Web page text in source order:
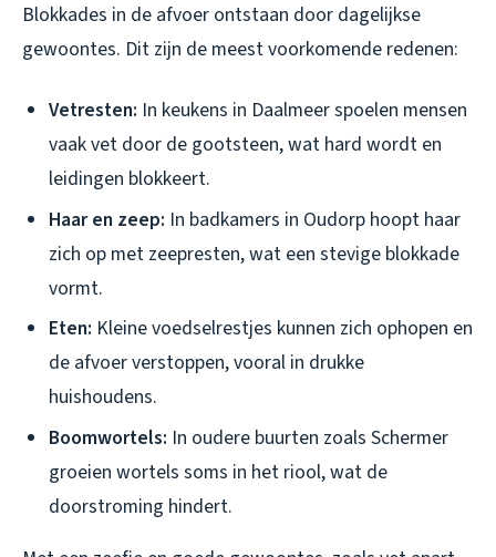
Blokkades in de afvoer ontstaan door dagelijkse
gewoontes. Dit zijn de meest voorkomende redenen:
Vetresten: In keukens in Daalmeer spoelen mensen
vaak vet door de gootsteen, wat hard wordt en
leidingen blokkeert.
Haar en zeep: In badkamers in Oudorp hoopt haar
zich op met zeepresten, wat een stevige blokkade
vormt.
Eten: Kleine voedselrestjes kunnen zich ophopen en
de afvoer verstoppen, vooral in drukke
huishoudens.
Boomwortels: In oudere buurten zoals Schermer
groeien wortels soms in het riool, wat de
doorstroming hindert.